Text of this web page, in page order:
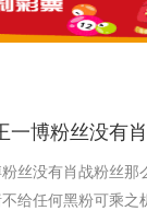
一博粉丝没有
丝没有肖战粉丝那
给任何黑粉可乘之